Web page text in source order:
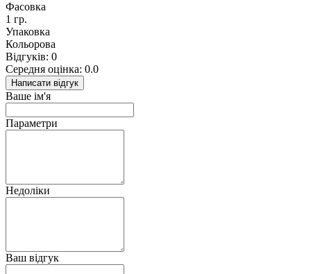
Фасовка
1 гр.
Упаковка
Кольорова
Відгуків: 0
Середня оцінка: 0.0
Написати відгук
Ваше ім'я
Параметри
Недоліки
Ваш відгук